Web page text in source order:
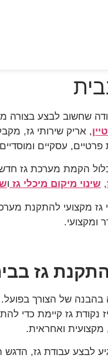
שחשוב לבצע בצורה
פרטיים, עסקיים
הקמת מערכת גז
, שינוי מיקום מיכלי גז ו
מקצועי להתקנת מערכת
ומקצועי.
גז
של הצורך בפועל.
נקודת גז קיימת כדי
ואחראית.
לבצע עבודת גז,